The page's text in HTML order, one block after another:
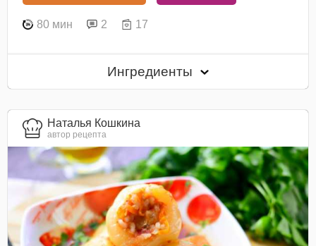
80 мин 2 17
Ингредиенты
Наталья Кошкина
автор рецепта